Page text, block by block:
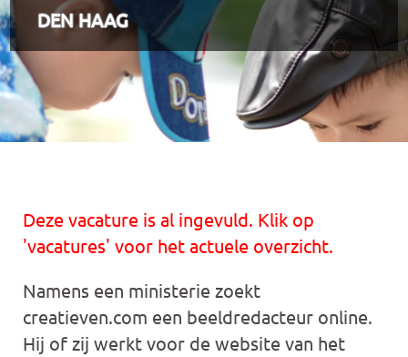
DEN HAAG
Deze vacature is al ingevuld. Klik op
'vacatures' voor het actuele overzicht.
Namens een ministerie zoekt
creatieven.com een beeldredacteur online.
Hij of zij werkt voor de website van het